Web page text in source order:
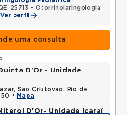
25713 - Otorrinolaringologia
Ver perfil
uma consulta
D'Or - Unidade
Sao Cristovao, Rio de
•
Mapa
D'Or- Unidade Icaraí